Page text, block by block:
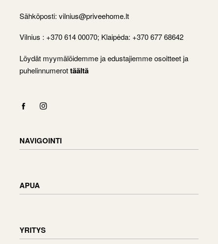
Sähköposti: vilnius@priveehome.lt
Vilnius : +370 614 00070; Klaipėda: +370 677 68642
Löydät myymälöidemme ja edustajiemme osoitteet ja
puhelinnumerottäältä
NAVIGOINTI
Cart
APUA
Tilauksen tila
YRITYS